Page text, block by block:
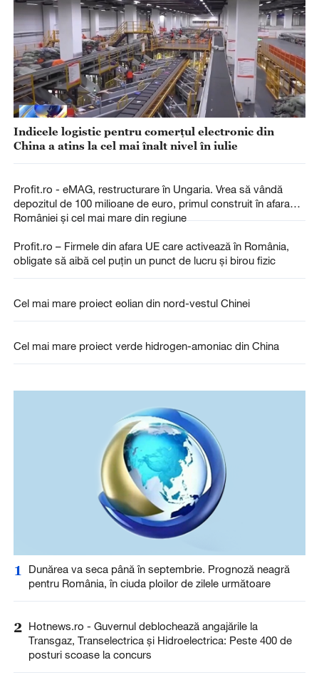
Indicele logistic pentru comerțul electronic din
China a atins la cel mai înalt nivel în iulie
Profit.ro - eMAG, restructurare în Ungaria. Vrea să vândă
depozitul de 100 milioane de euro, primul construit în afara
României și cel mai mare din regiune
Profit.ro – Firmele din afara UE care activează în România,
obligate să aibă cel puțin un punct de lucru și birou fizic
Cel mai mare proiect eolian din nord-vestul Chinei
Cel mai mare proiect verde hidrogen-amoniac din China
1
Dunărea va seca până în septembrie. Prognoză neagră
pentru România, în ciuda ploilor de zilele următoare
2 Hotnews.ro - Guvernul deblochează angajările la
Transgaz, Transelectrica și Hidroelectrica: Peste 400 de
posturi scoase la concurs